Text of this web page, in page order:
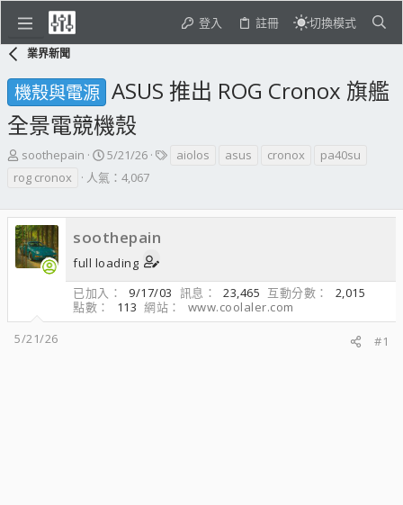
登入 註冊 切換模式
業界新聞
機殼與電源 ASUS 推出 ROG Cronox 旗艦
全景電競機殼
主
發
起
人
soothepain
開
始
日
期
5/21/26
標aiolos asus cronox
pa40su
rog cronox
人氣：4,067
soothepain
full loading
已加入
9/17/03 訊息 23,465 互動分數
2,015
點數
113 網站
www.coolaler.com
5/21/26
#1